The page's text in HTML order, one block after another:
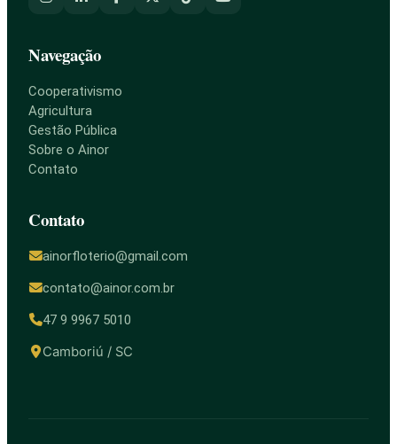
Navegação
Cooperativismo
Agricultura
Gestão Pública
Sobre o Ainor
Contato
Contato
ainorfloterio@gmail.com
contato@ainor.com.br
47 9 9967 5010
Camboriú / SC